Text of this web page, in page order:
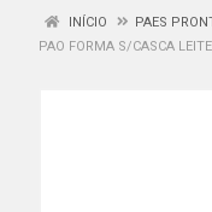
INÍCIO PAES
PAO FORMA S/CASCA